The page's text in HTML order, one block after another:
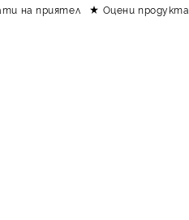
на приятел Оцени продукта